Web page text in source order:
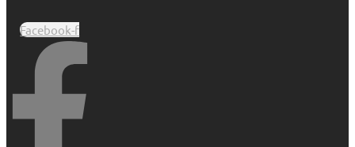
Facebook-f